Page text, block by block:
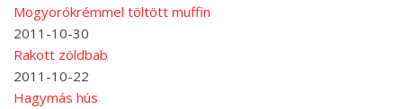
Mogyorókrémmel töltött muffin
2011-10-30
Rakott zöldbab
2011-10-22
Hagymás hús